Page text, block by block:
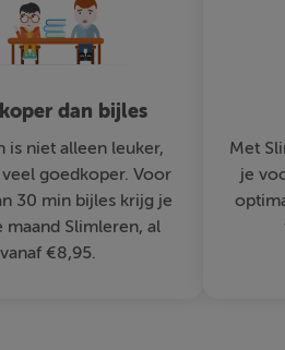
dan bijles
is niet alleen leuker,
goedkoper. Voor
30 min bijles krijg je
maand Slimleren, al
vanaf €8,95.
Met
je